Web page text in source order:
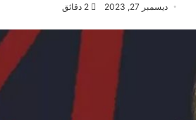
ديسمبر 27, 2023 2 دقائق